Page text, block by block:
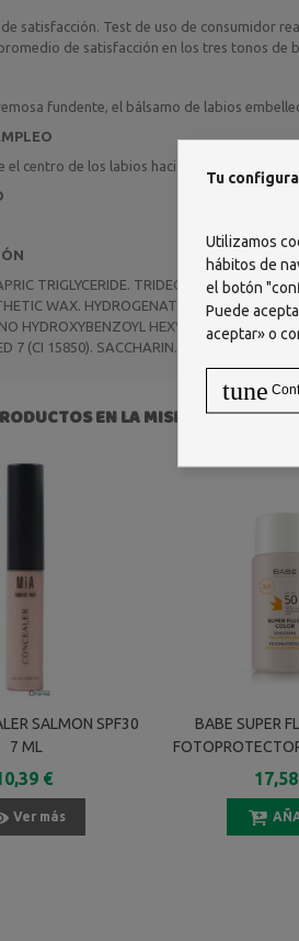
satisfacción. Test de uso de consumidor
de satisfacción en los tres tonos de
fundente, el bálsamo de labios
el centro de los labios hacia el exterior,
TRIGLYCERIDE. TRIDECYL
WAX. HYDROGENATED
HYDROXYBENZOYL HEXYL BENZOATE.
7 (CI 15850). SACCHARIN. TITANIUM
EN LA MISMA CATEGORÍA:
SALMON SPF30
7 ML
€
Ver más
BABE SUPER
Tu
Utilizamos
hábitos de
el botón
Puede
aceptar» o
tune